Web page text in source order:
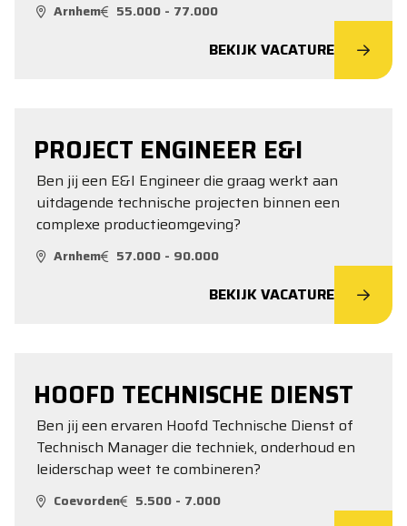
Arnhem 55.000 - 77.000
BEKIJK VACATURE
PROJECT ENGINEER E&I
Ben jij een E&I Engineer die graag werkt aan
uitdagende technische projecten binnen een
complexe productieomgeving?
Arnhem 57.000 - 90.000
BEKIJK VACATURE
HOOFD TECHNISCHE DIENST
Ben jij een ervaren Hoofd Technische Dienst of
Technisch Manager die techniek, onderhoud en
leiderschap weet te combineren?
Coevorden 5.500 - 7.000